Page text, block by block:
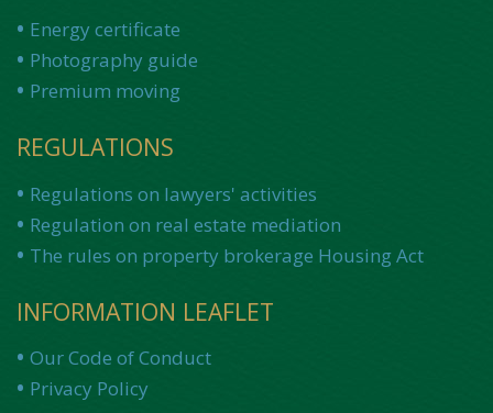
Energy certificate
Photography guide
Premium moving
REGULATIONS
Regulations on lawyers' activities
Regulation on real estate mediation
The rules on property brokerage Housing Act
INFORMATION LEAFLET
Our Code of Conduct
Privacy Policy